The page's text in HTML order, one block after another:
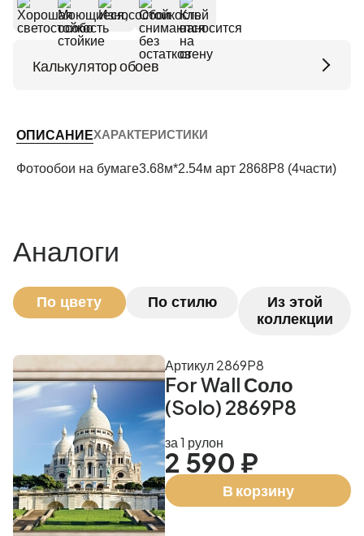
Калькулятор обоев
Периметр комнаты (м)
ОПИСАНИЕХАРАКТЕРИСТИКИ
Фотообои на бумаге3.68м*2.54м арт 2868P8 (4части)
Аналоги
По цвету По стилю
Из этой
коллекции
For Wall Соло
(Solo) 2869P8
Артикул 2869P8
за 1 рулон
2 590 ₽
В корзину